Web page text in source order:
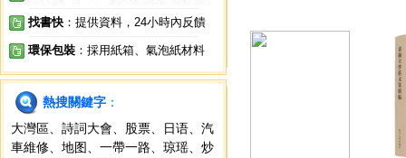
找書快 ：提供資料，24小時內反饋
環保包裝 ：採用紙箱、氣泡紙材料
熱搜關鍵字 ：
大灣區
詩詞大會 股票 日语
汽
車維修
地图 一帶一路 琼瑶
炒